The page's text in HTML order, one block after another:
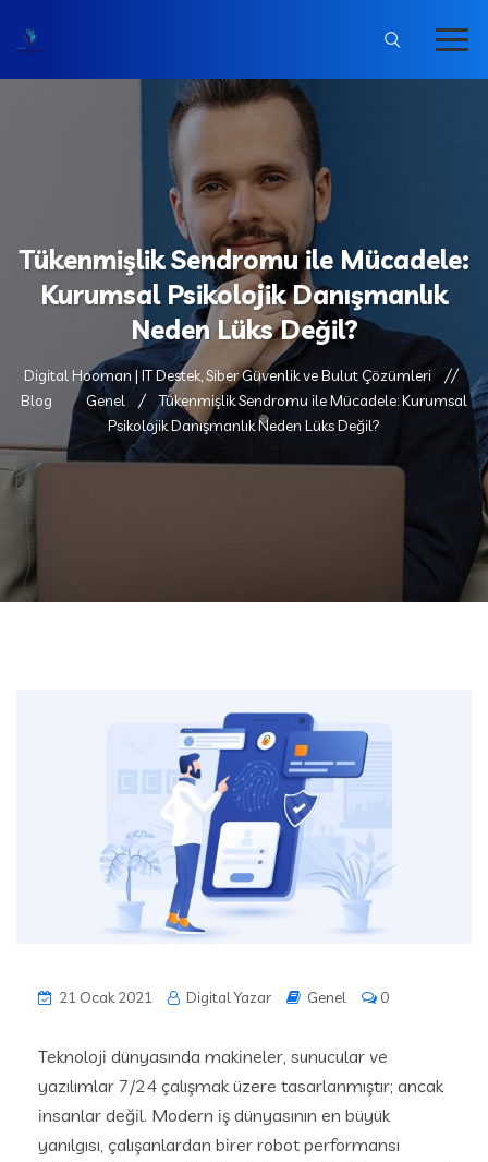
Tükenmişlik Sendromu ile Mücadele:
Kurumsal Psikolojik Danışmanlık
Neden Lüks Değil?
Digital Hooman | IT Destek, Siber Güvenlik ve Bulut Çözümleri
Blog
Genel
Tükenmişlik Sendromu ile Mücadele: Kurumsal
Psikolojik Danışmanlık Neden Lüks Değil?
21 Ocak 2021 Digital Yazar Genel 0
Teknoloji dünyasında makineler, sunucular ve
yazılımlar 7/24 çalışmak üzere tasarlanmıştır; ancak
insanlar değil. Modern iş dünyasının en büyük
yanılgısı, çalışanlardan birer robot performansı